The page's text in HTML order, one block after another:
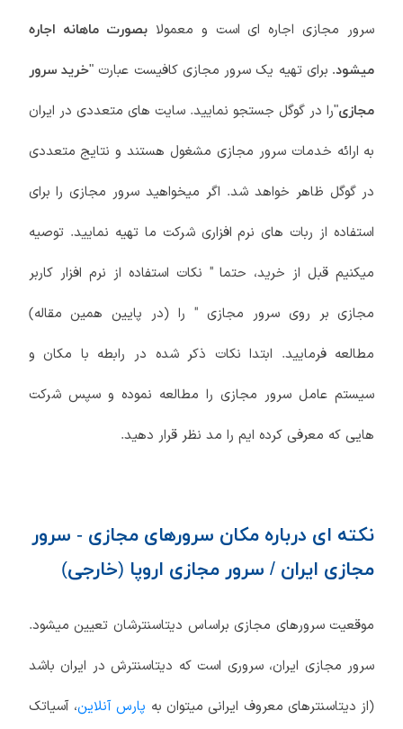
سرور مجازی اجاره ای است و معمولا بصورت ماهانه اجاره
میشود. برای تهیه یک سرور مجازی کافیست عبارت "خرید سرور
مجازی"را در گوگل جستجو نمایید. سایت های متعددی در ایران
به ارائه خدمات سرور مجازی مشغول هستند و نتایج متعددی
در گوگل ظاهر خواهد شد. اگر میخواهید سرور مجازی را برای
استفاده از ربات های نرم افزاری شرکت ما تهیه نمایید. توصیه
میکنیم قبل از خرید، حتما " نکات استفاده از نرم افزار کاربر
مجازی بر روی سرور مجازی " را (در پایین همین مقاله)
مطالعه فرمایید. ابتدا نکات ذکر شده در رابطه با مکان و
سیستم عامل سرور مجازی را مطالعه نموده و سپس شرکت
هایی که معرفی کرده ایم را مد نظر قرار دهید.
نکته ای درباره مکان سرورهای مجازی - سرور
مجازی ایران / سرور مجازی اروپا (خارجی)
موقعیت سرورهای مجازی براساس دیتاسنترشان تعیین میشود.
سرور مجازی ایران، سروری است که دیتاسنترش در ایران باشد
(از دیتاسنترهای معروف ایرانی میتوان بهپارس آنلاین، آسیاتک